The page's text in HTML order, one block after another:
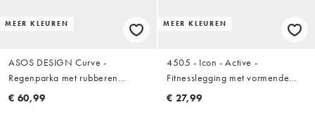
MEER KLEUREN
ASOS DESIGN Curve -
Regenparka met rubberen
coating in champignonkleur
€ 60,99
MEER KLEUREN
4505 - Icon - Active -
Fitnesslegging met vormende
naden achter, hoge taille en
€ 27,99